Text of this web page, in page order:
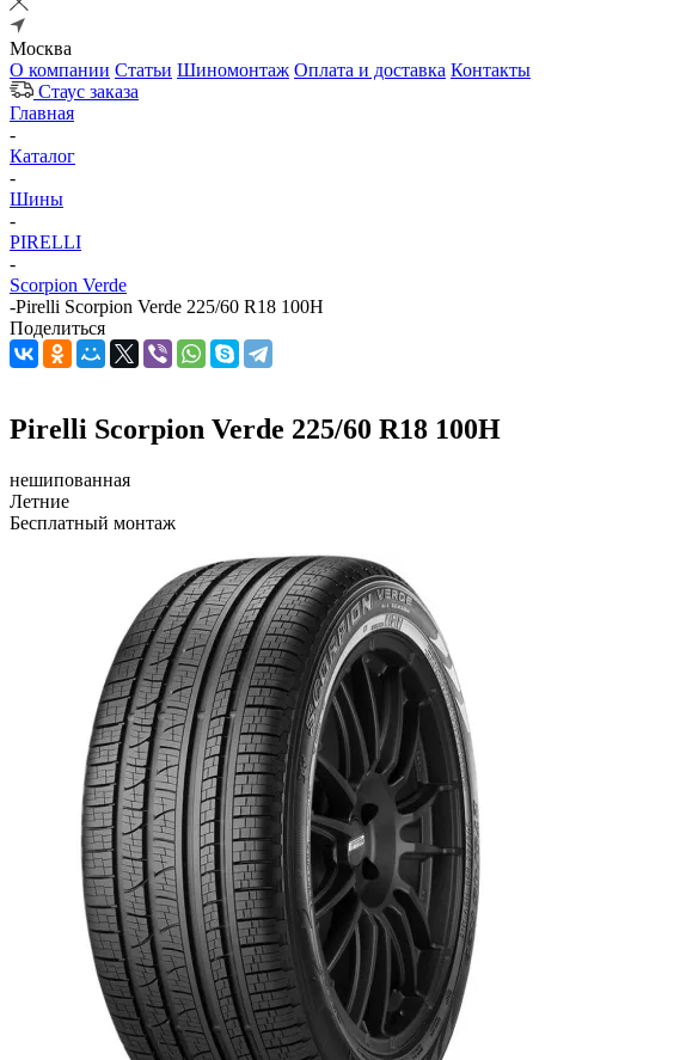
Москва
О компании Статьи Шиномонтаж Оплата и доставка Контакты
Стаус заказа
Главная
-
Каталог
-
Шины
-
PIRELLI
-
Scorpion Verde
-Pirelli Scorpion Verde 225/60 R18 100H
Поделиться
Pirelli Scorpion Verde 225/60 R18 100H
нешипованная
Летние
Бесплатный монтаж